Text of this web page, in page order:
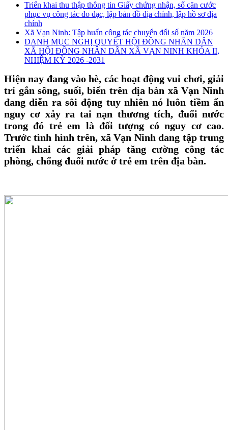
Triển khai thu thập thông tin Giấy chứng nhận, số căn cước
phục vụ công tác đo đạc, lập bản đồ địa chính, lập hồ sơ địa
chính
Xã Vạn Ninh: Tập huấn công tác chuyển đổi số năm 2026
DANH MỤC NGHỊ QUYẾT HỘI ĐỒNG NHÂN DÂN
XÃ HỘI ĐỒNG NHÂN DÂN XÃ VẠN NINH KHÓA II,
NHIỆM KỲ 2026 -2031
Hiện nay đang vào hè, các hoạt động vui chơi, giải
trí gắn sông, suối, biển trên địa bàn xã Vạn Ninh
đang diễn ra sôi động tuy nhiên nó luôn tiềm ẩn
nguy cơ xảy ra tai nạn thương tích, đuối nước
trong đó trẻ em là đối tượng có nguy cơ cao.
Trước tình hình trên, xã Vạn Ninh đang tập trung
triển khai các giải pháp tăng cường công tác
phòng, chống đuối nước ở trẻ em trên địa bàn.